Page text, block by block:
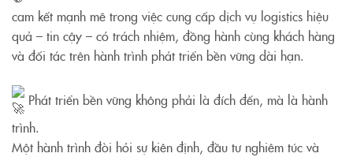
cam kết mạnh mẽ trong việc cung cấp dịch vụ logistics hiệu
quả – tin cậy – có trách nhiệm, đồng hành cùng khách hàng
và đối tác trên hành trình phát triển bền vững dài hạn.
Phát triển bền vững không phải là đích đến, mà là hành
trình.
Một hành trình đòi hỏi sự kiên định, đầu tư nghiêm túc và